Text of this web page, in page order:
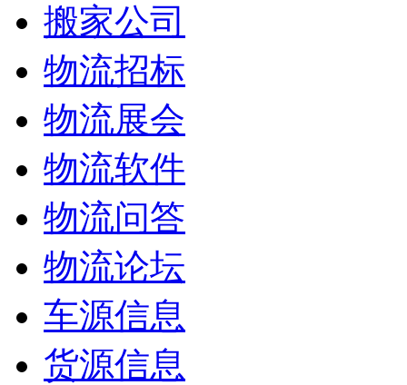
搬家公司
物流招标
物流展会
物流软件
物流问答
物流论坛
车源信息
货源信息